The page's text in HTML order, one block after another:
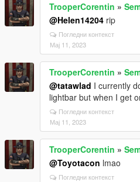
TrooperCorentin »
@Helen14204 rip
Погледни контекст
Мај 11, 2023
TrooperCorentin »
@tatawlad I currently
lightbar but when I get
Погледни контекст
Мај 11, 2023
TrooperCorentin »
@Toyotacon lmao
Погледни контекст